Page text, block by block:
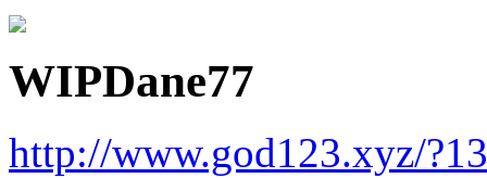
WIPDane77
http://www.god123.xyz/